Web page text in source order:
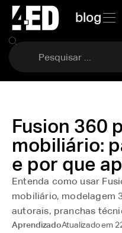
blog
Fusion 360
mobiliário:
e por que
Entenda como usar
mobiliário, modelagem
autorais, pranchas
AprendizadoAtualizado em